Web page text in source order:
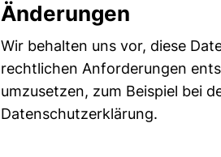
Änderungen
Wir behalten uns vor, diese
rechtlichen Anforderungen
umzusetzen, zum Beispiel bei
Datenschutzerklärung.